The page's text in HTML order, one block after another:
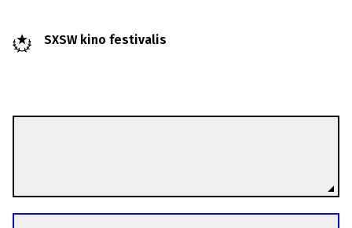
SXSW kino festivalis